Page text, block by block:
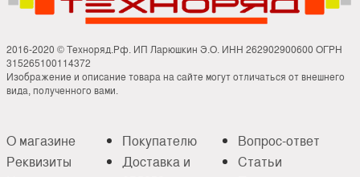
2016-2020 © Техноряд.Рф. ИП Ларюшкин Э.О. ИНН 262902900600 ОГРН
315265100114372
Изображение и описание товара на сайте могут отличаться от внешнего
вида, полученного вами.
О магазине
Реквизиты
Покупателю
Доставка и
Вопрос-ответ
Статьи